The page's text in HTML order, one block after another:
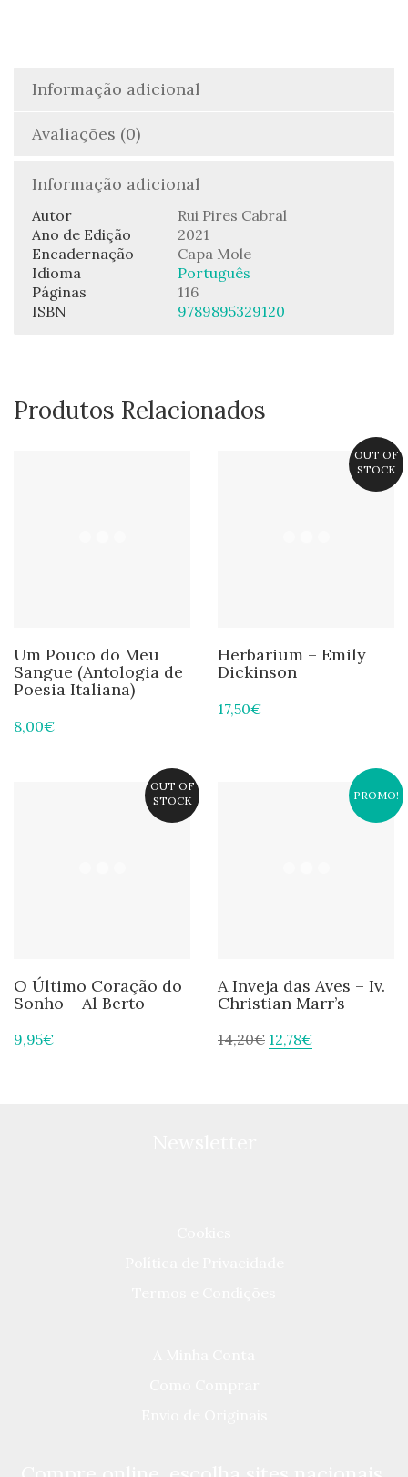
Informação adicional
Avaliações (0)
Informação adicional
Autor
Rui Pires Cabral
Ano de Edição
2021
Encadernação
Capa Mole
Idioma
Português
Páginas
116
ISBN
9789895329120
Produtos Relacionados
Um Pouco do Meu
Sangue (Antologia de
Poesia Italiana)
8,00€
OUT OF
STOCK
Herbarium – Emily
Dickinson
17,50€
OUT OF
STOCK
O Último Coração do
Sonho – Al Berto
9,95€
PROMO!
A Inveja das Aves – Iv.
Christian Marr’s
14,20€ 12,78€